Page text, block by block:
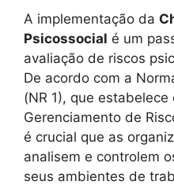
A implementação da
Psicossocial é um
avaliação de riscos
De acordo com a
(NR 1), que
Gerenciamento de
é crucial que as
analisem e controlem
seus ambientes de